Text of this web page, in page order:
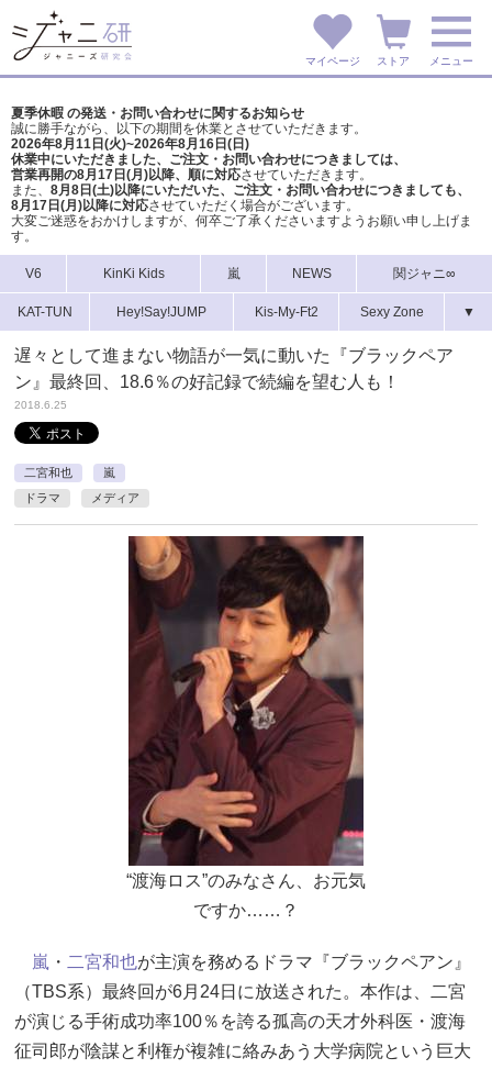
マイページ ストア メニュー
夏季休暇 の発送・お問い合わせに関するお知らせ
誠に勝手ながら、以下の期間を休業とさせていただきます。
2026年8月11日(火)~2026年8月16日(日)
休業中にいただきました、ご注文・お問い合わせにつきましては、
営業再開の8月17日(月)以降、順に対応させていただきます。
また、 8月8日(土)以降にいただいた、ご注文・ お問い合わせにつきましても、
8月17日(月)以降に対応させていただく場合がございます。
大変ご迷惑をおかけしますが、 何卒ご了承くださいますようお願い申し上げま
す。
V6 KinKi Kids 嵐 NEWS 関ジャニ∞
KAT-TUN Hey!Say!JUMP Kis-My-Ft2 Sexy Zone ▼
遅々として進まない物語が一気に動いた『ブラックペア
ン』最終回、18.6％の好記録で続編を望む人も！
2018.6.25
二宮和也
嵐
ドラマ
メディア
“渡海ロス”のみなさん、お元気
ですか……？
嵐 ・ 二宮和也が主演を務めるドラマ『ブラックペアン』
（TBS系）最終回が6月24日に放送された。本作は、二宮
が演じる手術成功率100％を誇る孤高の天才外科医・渡海
征司郎が陰謀と利権が複雑に絡みあう大学病院という巨大